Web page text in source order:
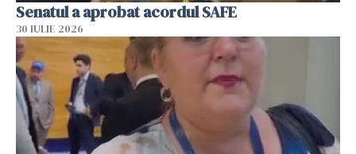
Senatul a aprobat acordul SAFE
30 IULIE 2026